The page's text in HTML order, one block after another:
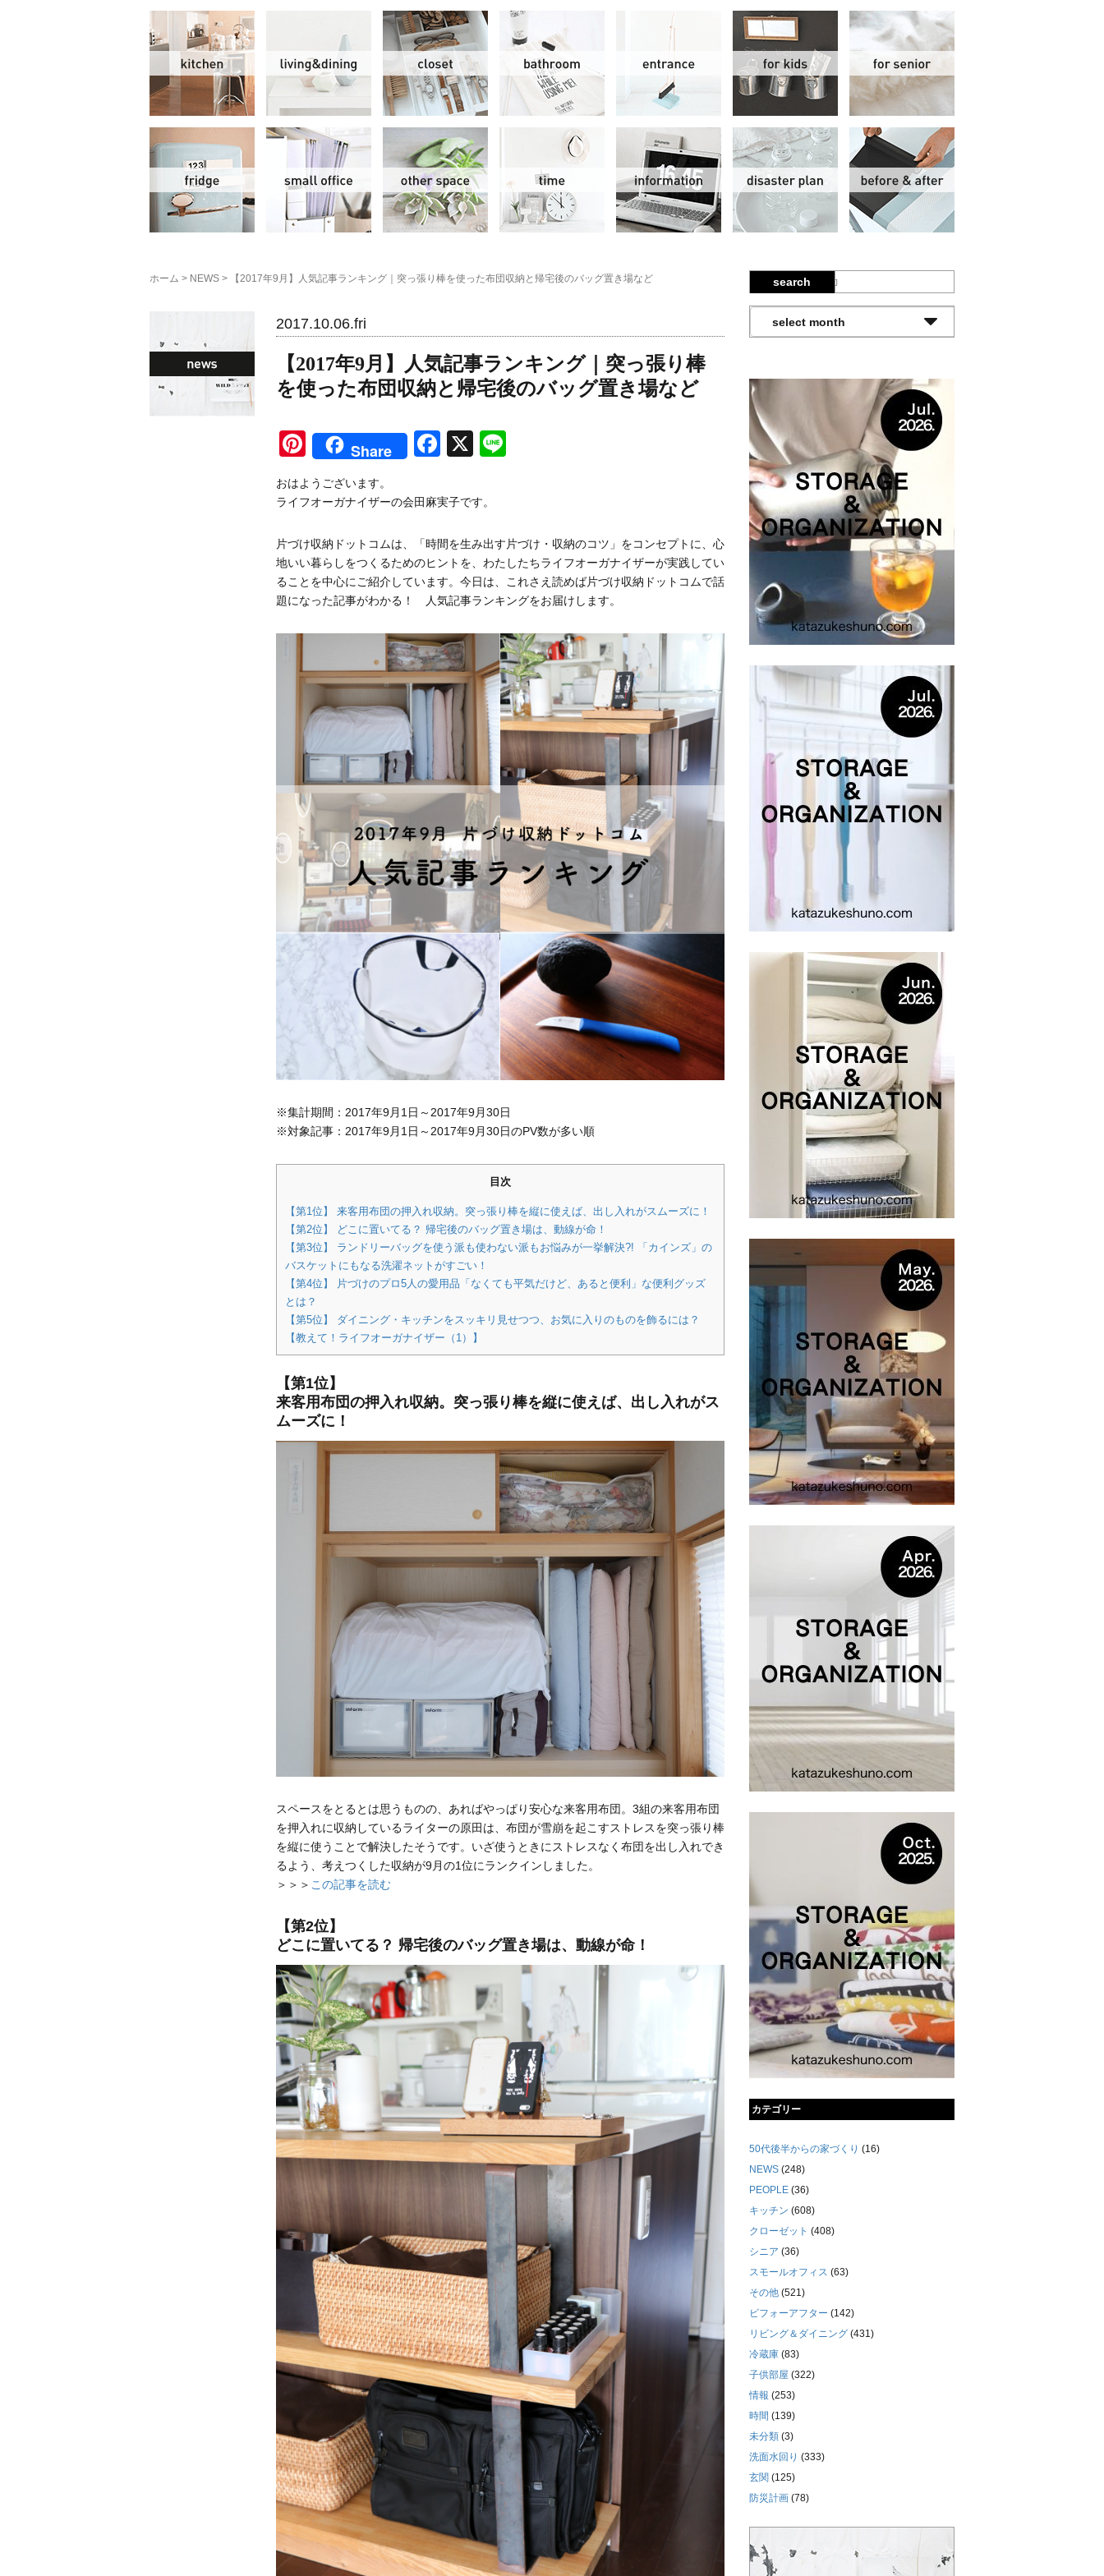
リビング＆ダイニング クローゼット 玄関 子供部屋
冷蔵庫 スモールオフィス 防災計画
ホーム > NEWS > 【2017年9月】人気記事ランキング｜突っ張り棒を使った布団収納と帰宅後のバッグ置き場など
NEWS2017.10.06.fri
【2017年9月】人気記事ランキング｜突っ張り棒
を使った布団収納と帰宅後のバッグ置き場など
Pinterest
Share Facebook
X
おはようございます。
ライフオーガナイザーの会田麻実子です。
片づけ収納ドットコムは、「時間を生み出す片づけ・収納のコツ」をコンセプトに、心
地いい暮らしをつくるためのヒントを、わたしたちライフオーガナイザーが実践してい
ることを中心にご紹介しています。今日は、これさえ読めば片づけ収納ドットコムで話
題になった記事がわかる！ 人気記事ランキングをお届けします。
※集計期間：2017年9月1日～2017年9月30日
※対象記事：2017年9月1日～2017年9月30日のPV数が多い順
目次
【第1位】 来客用布団の押入れ収納。突っ張り棒を縦に使えば、出し入れがスムーズに！
【第2位】 どこに置いてる？ 帰宅後のバッグ置き場は、動線が命！
【第3位】 ランドリーバッグを使う派も使わない派もお悩みが一挙解決?! 「カインズ」の
バスケットにもなる洗濯ネットがすごい！
【第4位】 片づけのプロ5人の愛用品「なくても平気だけど、あると便利」な便利グッズ
とは？
【第5位】 ダイニング・キッチンをスッキリ見せつつ、お気に入りのものを飾るには？
【教えて！ライフオーガナイザー（1）】
【第1位】
来客用布団の押入れ収納。突っ張り棒を縦に使えば、出し入れがス
ムーズに！
スペースをとるとは思うものの、あればやっぱり安心な来客用布団。3組の来客用布団
を押入れに収納しているライターの原田は、布団が雪崩を起こすストレスを突っ張り棒
を縦に使うことで解決したそうです。いざ使うときにストレスなく布団を出し入れでき
るよう、考えつくした収納が9月の1位にランクインしました。
＞＞＞ この記事を読む
【第2位】
どこに置いてる？ 帰宅後のバッグ置き場は、動線が命！
search
カテゴリー
50代後半からの家づくり (16)
NEWS (248)
PEOPLE (36)
キッチン (608)
クローゼット (408)
シニア (36)
スモールオフィス (63)
その他 (521)
ビフォーアフター (142)
リビング＆ダイニング (431)
冷蔵庫 (83)
子供部屋 (322)
情報 (253)
時間 (139)
未分類 (3)
洗面水回り (333)
玄関 (125)
防災計画 (78)